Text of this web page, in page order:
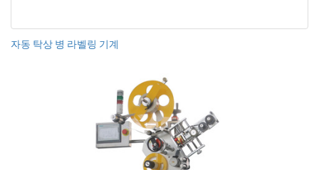
자동 탁상 병 라벨링 기계